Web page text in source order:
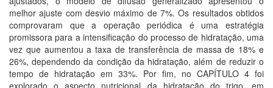
melhor ajuste com desvio máximo de 7%. Os resultados obtidos
comprovaram que a operação periódica é uma estratégia
promissora para a intensificação do processo de hidratação, uma
vez que aumentou a taxa de transferência de massa de 18% e
26%, dependendo da condição da hidratação, além de reduzir o
tempo de hidratação em 33%. Por fim, no CAPÍTULO 4 foi
explorado o aspecto nutricional da hidratação do trigo, em